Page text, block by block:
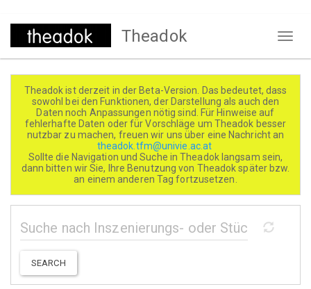
Direkt
Theadok
Theadok ist derzeit in der Beta-Version. Das bedeutet, dass
sowohl bei den Funktionen, der Darstellung als auch den
Daten noch Anpassungen nötig sind. Für Hinweise auf
fehlerhafte Daten oder für Vorschläge um Theadok besser
nutzbar zu machen, freuen wir uns über eine Nachricht an
theadok.tfm@univie.ac.at
Sollte die Navigation und Suche in Theadok langsam sein,
dann bitten wir Sie, Ihre Benutzung von Theadok später bzw.
an einem anderen Tag fortzusetzen.
SEARCH